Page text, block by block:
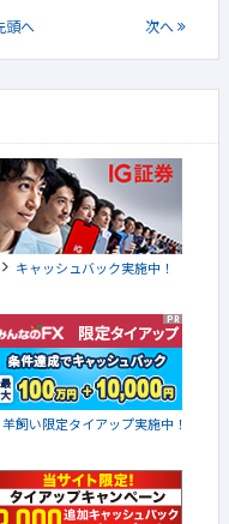
頭へ 次へ
キャッシュバック実施中！
羊飼い限定タイアップ実施中！